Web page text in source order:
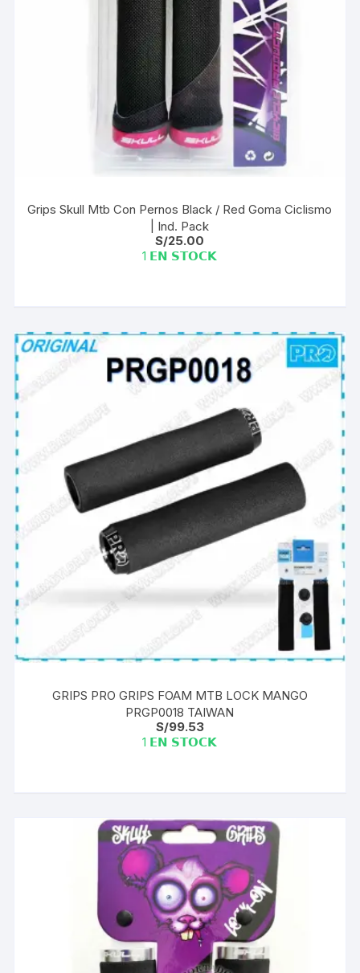
Grips Skull Mtb Con Pernos Black / Red Goma Ciclismo
| Ind. Pack
S/25.00
1 𝗘𝗡 𝗦𝗧𝗢𝗖𝗞
GRIPS PRO GRIPS FOAM MTB LOCK MANGO
PRGP0018 TAIWAN
S/99.53
1 𝗘𝗡 𝗦𝗧𝗢𝗖𝗞